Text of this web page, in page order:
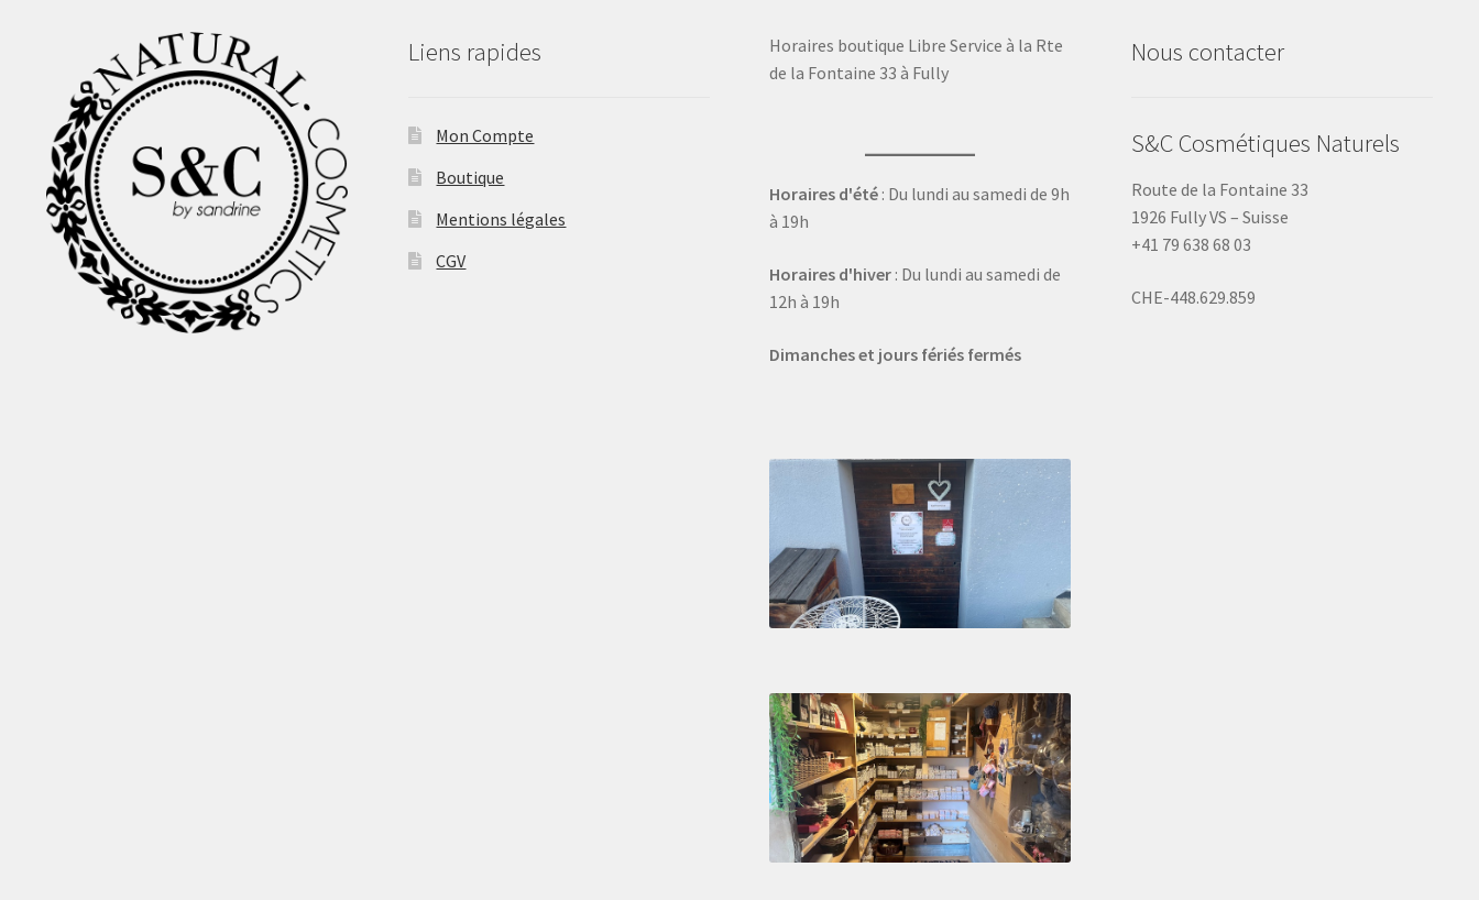
Liens rapides
Mon Compte
Boutique
Mentions légales
CGV
Horaires boutique Libre Service à la Rte
de la Fontaine 33 à Fully
Horaires d'été : Du lundi au samedi de 9h
à 19h
Horaires d'hiver : Du lundi au samedi de
12h à 19h
Dimanches et jours fériés fermés
Nous contacter
S&C Cosmétiques Naturels
Route de la Fontaine 33
1926 Fully VS – Suisse
+41 79 638 68 03
CHE-448.629.859